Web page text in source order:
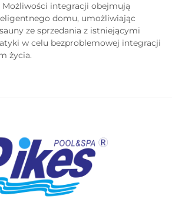
integracji obejmują
domu, umożliwiając
ze sprzedania z istniejącymi
w celu bezproblemowej integracji
życia.